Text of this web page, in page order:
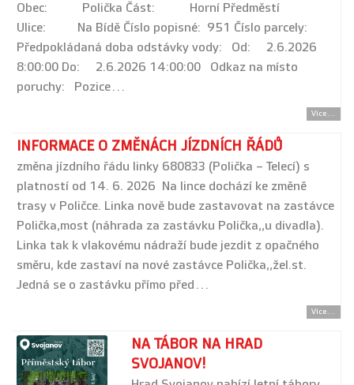
Obec: Polička Část: Horní Předměstí
Ulice: Na Bídě Číslo popisné: 951 Číslo parcely:
Předpokládaná doba odstávky vody: Od: 2.6.2026
8:00:00 Do: 2.6.2026 14:00:00 Odkaz na místo
poruchy: Pozice…
Více...
INFORMACE O ZMĚNÁCH JÍZDNÍCH ŘÁDŮ
změna jízdního řádu linky 680833 (Polička – Telecí) s
platností od 14. 6. 2026 Na lince dochází ke změně
trasy v Poličce. Linka nově bude zastavovat na zastávce
Polička,most (náhrada za zastávku Polička,,u divadla).
Linka tak k vlakovému nádraží bude jezdit z opačného
směru, kde zastaví na nové zastávce Polička,,žel.st.
Jedná se o zastávku přímo před…
Více...
NA TÁBOR NA HRAD
SVOJANOV!